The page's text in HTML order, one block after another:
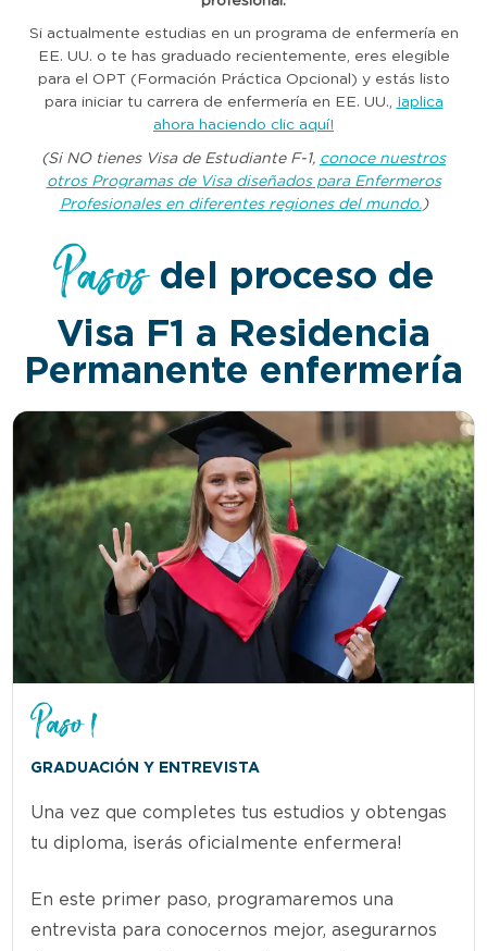
Si actualmente estudias en un programa de enfermería en
EE. UU. o te has graduado recientemente, eres elegible
para el OPT (Formación Práctica Opcional) y estás listo
para iniciar tu carrera de enfermería en EE. UU., ¡aplica
ahora haciendo clic aquí!
(Si NO tienes Visa de Estudiante F-1, conoce nuestros
otros Programas de Visa diseñados para Enfermeros
Profesionales en diferentes regiones del mundo.)
Pasosdel proceso de
Visa F1 a Residencia
Permanente enfermería
Paso 1
GRADUACIÓN Y ENTREVISTA
Una vez que completes tus estudios y obtengas
tu diploma, ¡serás oficialmente enfermera!
En este primer paso, programaremos una
entrevista para conocernos mejor, asegurarnos